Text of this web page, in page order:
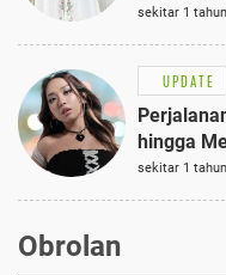
Semi-
sekitar 1
UPDATE
hingga
sekitar 1
Obrolan